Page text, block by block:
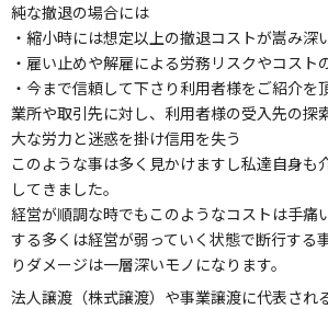
純な撤退の場合には
・縮小時には想定以上の撤退コストが嵩み深
・雇い止めや解雇による労務リスクやコスト
・今まで信頼して下さり利用者様をご紹介を
業所や取引先に対し、利用者様の受入先の探
大な労力と迷惑を掛け信用を失う
このような事は多く見かけますし私達自身も
してきました。
経営が順調な時でもこのようなコストは手痛
する多くは経営が弱っていく状態で断行する
りダメージは一層深いモノになります。
法人譲渡（株式譲渡）や事業譲渡に代表され